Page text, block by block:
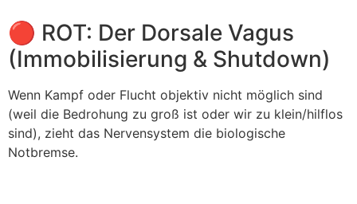
🔴 ROT: Der Dorsale Vagus
(Immobilisierung & Shutdown)
Wenn Kampf oder Flucht objektiv nicht möglich sind
(weil die Bedrohung zu groß ist oder wir zu klein/hilflos
sind), zieht das Nervensystem die biologische
Notbremse.